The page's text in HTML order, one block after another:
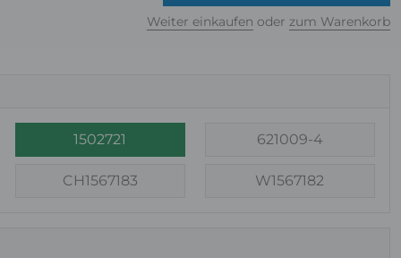
Weiter einkaufen oder zum Warenkorb
1502721 621009-4
CH1567183 W1567182